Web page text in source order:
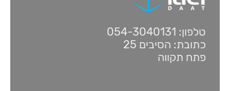
טלפון: 054-3040131
כתובת: הסיבים 25
פתח תקווה